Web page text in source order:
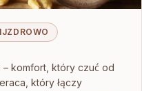
komfort, który czuć od
który łączy